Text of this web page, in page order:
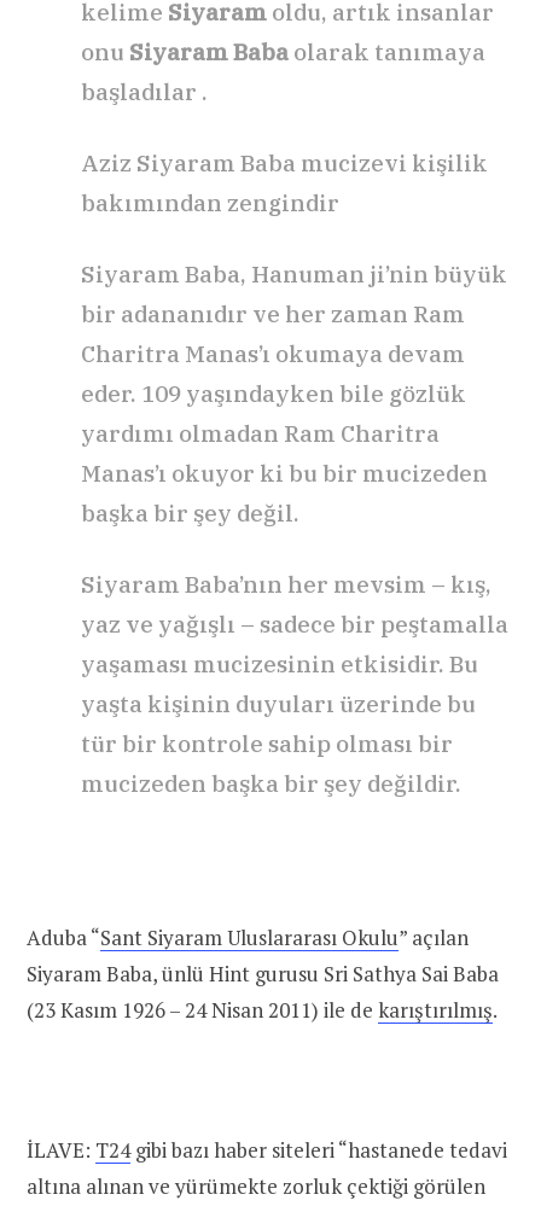
kelime Siyaram oldu, artık insanlar
onu Siyaram Baba olarak tanımaya
başladılar .
Aziz Siyaram Baba mucizevi kişilik
bakımından zengindir
Siyaram Baba, Hanuman ji’nin büyük
bir adananıdır ve her zaman Ram
Charitra Manas’ı okumaya devam
eder. 109 yaşındayken bile gözlük
yardımı olmadan Ram Charitra
Manas’ı okuyor ki bu bir mucizeden
başka bir şey değil.
Siyaram Baba’nın her mevsim – kış,
yaz ve yağışlı – sadece bir peştamalla
yaşaması mucizesinin etkisidir. Bu
yaşta kişinin duyuları üzerinde bu
tür bir kontrole sahip olması bir
mucizeden başka bir şey değildir.
Aduba “Sant Siyaram Uluslararası Okulu” açılan
Siyaram Baba, ünlü Hint gurusu Sri Sathya Sai Baba
(23 Kasım 1926 – 24 Nisan 2011) ile de karıştırılmış.
İLAVE: T24gibi bazı haber siteleri “hastanede tedavi
altına alınan ve yürümekte zorluk çektiği görülen